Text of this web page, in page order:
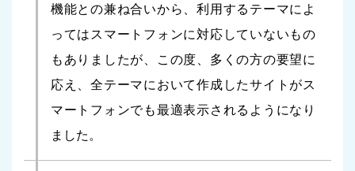
機能との兼ね合いから、利用するテーマによ
ってはスマートフォンに対応していないもの
もありましたが、この度、多くの方の要望に
応え、全テーマにおいて作成したサイトがス
マートフォンでも最適表示されるようになり
ました。